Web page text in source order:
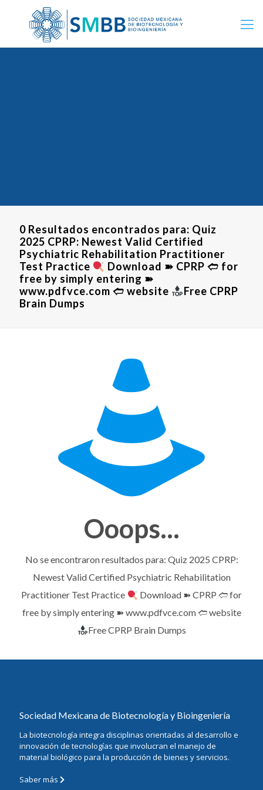
0 Resultados encontrados para: Quiz
2025 CPRP: Newest Valid Certified
Psychiatric Rehabilitation Practitioner
Test Practice
Download ➽ CPRP 🢪 for
free by simply entering ➽
www.pdfvce.com 🢪 website
Free CPRP
Brain Dumps
Ooops...
No se encontraron resultados para: Quiz 2025 CPRP:
Newest Valid Certified Psychiatric Rehabilitation
Practitioner Test Practice
Download ➽ CPRP 🢪 for
free by simply entering ➽ www.pdfvce.com 🢪 website
Free CPRP Brain Dumps
Sociedad Mexicana de Biotecnología y Bioingeniería
La biotecnología integra disciplinas orientadas al desarrollo e
innovación de tecnologías que involucran el manejo de
material biológico para la producción de bienes y servicios.
Saber más